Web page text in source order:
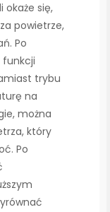
okaże się,
powietrze,
Po
funkcji
trybu
na
można
który
Po